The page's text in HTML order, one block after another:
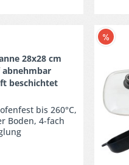
28x28 cm
beschichtet
bis 260°C,
Boden, 4-fach
Merken